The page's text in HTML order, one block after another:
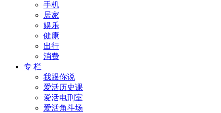
手机
居家
娱乐
健康
出行
消费
专 栏
我跟你说
爱活历史课
爱活电刑室
爱活角斗场